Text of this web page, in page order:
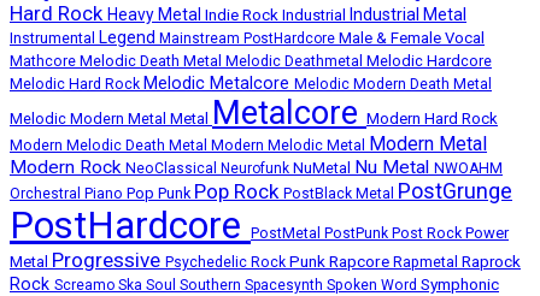
Hard Rock Heavy Metal Indie Rock Industrial Industrial Metal
Instrumental Legend Mainstream PostHardcore Male & Female Vocal
Mathcore Melodic Death Metal Melodic Deathmetal Melodic Hardcore
Melodic Hard Rock Melodic Metalcore Melodic Modern Death Metal
Melodic Modern Metal Metal Metalcore Modern Hard Rock
Modern Melodic Death Metal Modern Melodic Metal Modern Metal
Modern Rock NeoClassical Neurofunk NuMetal Nu Metal
NWOAHM
Orchestral
Piano Pop Punk Pop Rock PostBlack Metal PostGrunge
PostHardcore PostMetal PostPunk Post Rock Power
Metal Progressive Psychedelic Rock PunkRapcore Rapmetal Raprock
Rock Screamo Ska Soul Southern Spacesynth Spoken Word Symphonic